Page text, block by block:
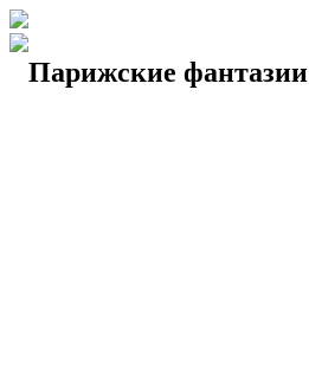
Парижские фантазии